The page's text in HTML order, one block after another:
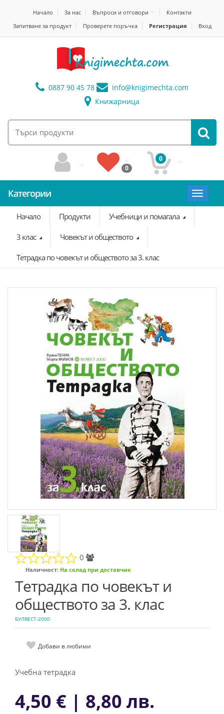
Начало За нас Въпроси и отговори
Контакти
Запитване за продукт
Проверете поръчка Регистрация Вход
0887 90 45 78 info@knigimechta.com
Книжарница
0
0
Категории
Toggle
Начало
Продукти Учебници и помагала
3 клас Човекът и обществото
Тетрадка по човекът и обществото за 3. клас
0
Наличност: На склад при доставчик
Тетрадка по човекът и
обществото за 3. клас
БУЛВЕСТ-2000
Добави в любими
Учебна тетрадка
4,50 € | 8,80 лв.